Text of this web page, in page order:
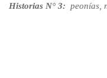
Historias N° 3: peonías,